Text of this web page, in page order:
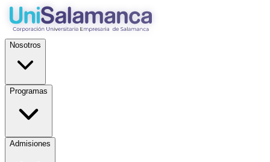
Nosotros
Programas
Admisiones